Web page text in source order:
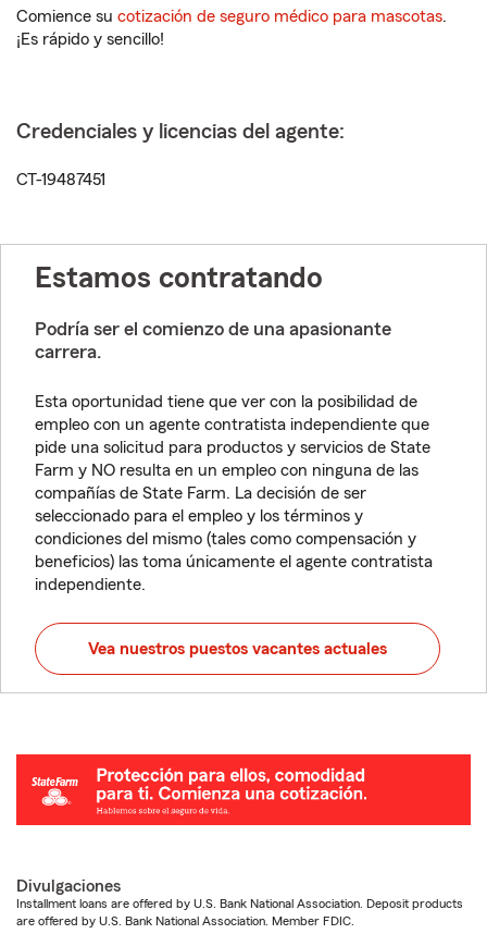
Comience su cotización de seguro médico para mascotas.
¡Es rápido y sencillo!
Credenciales y licencias del agente:
CT-19487451
Estamos contratando
Podría ser el comienzo de una apasionante
carrera.
Esta oportunidad tiene que ver con la posibilidad de
empleo con un agente contratista independiente que
pide una solicitud para productos y servicios de State
Farm y NO resulta en un empleo con ninguna de las
compañías de State Farm. La decisión de ser
seleccionado para el empleo y los términos y
condiciones del mismo (tales como compensación y
beneficios) las toma únicamente el agente contratista
independiente.
Vea nuestros puestos vacantes actuales
Divulgaciones
Installment loans are offered by U.S. Bank National Association. Deposit products
are offered by U.S. Bank National Association. Member FDIC.